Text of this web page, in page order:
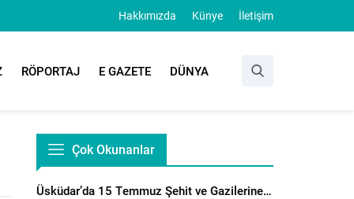
Hakkımızda Künye İletişim
RÖPORTAJ E GAZETE DÜNYA
Çok Okunanlar
Üsküdar’da 15 Temmuz Şehit ve Gazilerine Anlamlı Program